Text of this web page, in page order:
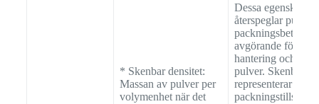
* Skenbar densitet:
Massan av pulver per
volymenhet när det
Dessa egenskaper
återspeglar
avgörande för
hantering och
pulver. Skenbar
representerar det